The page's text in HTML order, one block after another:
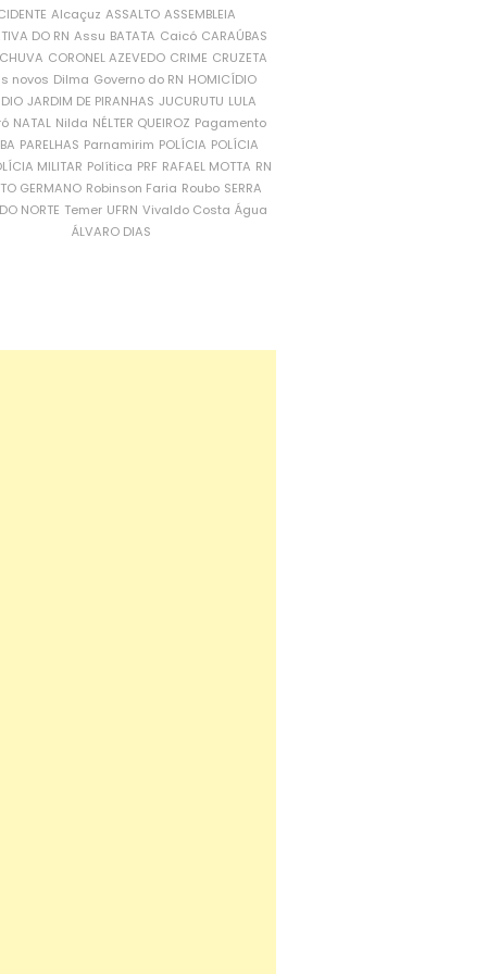
Alcaçuz ASSALTO ASSEMBLEIA
DO RN Assu BATATA Caicó CARAÚBAS
CORONEL AZEVEDO CRIME CRUZETA
novos Dilma Governo do RN HOMICÍDIO
JARDIM DE PIRANHAS JUCURUTU LULA
NATAL Nilda NÉLTER QUEIROZ Pagamento
PARELHAS Parnamirim POLÍCIA POLÍCIA
MILITAR Política PRF RAFAEL MOTTA RN
GERMANO Robinson Faria Roubo SERRA
NORTE Temer UFRN Vivaldo Costa Água
ÁLVARO DIAS